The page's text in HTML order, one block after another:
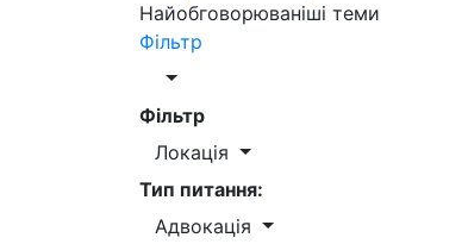
Найобговорюваніші теми
Фільтр
Фільтр
Локація
Тип питання:
Адвокація